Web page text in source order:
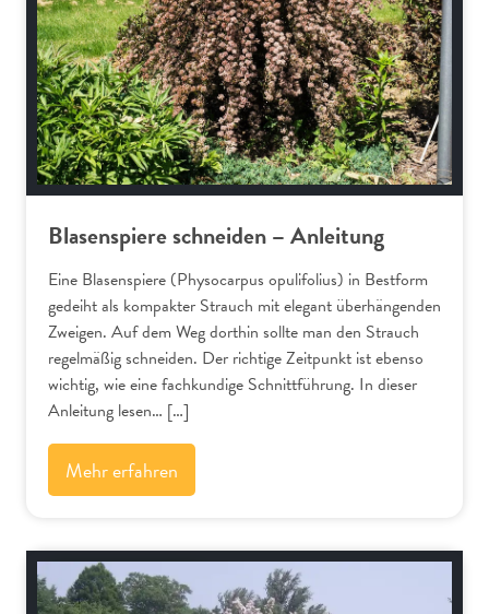
Blasenspiere schneiden – Anleitung
Eine Blasenspiere (Physocarpus opulifolius) in Bestform
gedeiht als kompakter Strauch mit elegant überhängenden
Zweigen. Auf dem Weg dorthin sollte man den Strauch
regelmäßig schneiden. Der richtige Zeitpunkt ist ebenso
wichtig, wie eine fachkundige Schnittführung. In dieser
Anleitung lesen… […]
Mehr erfahren
Schnitt-Anleitungen